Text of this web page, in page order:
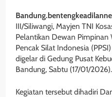
III/Siliwangi, Mayjen TNI
Pelantikan Dewan Pimpinan
Pencak Silat Indonesia
digelar di Gedung Pusat
Bandung, Sabtu (17/01/2026).
Kegiatan tersebut dihadiri